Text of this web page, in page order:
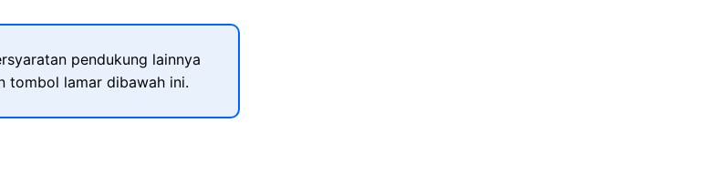
pendukung lainnya
tombol lamar dibawah ini.